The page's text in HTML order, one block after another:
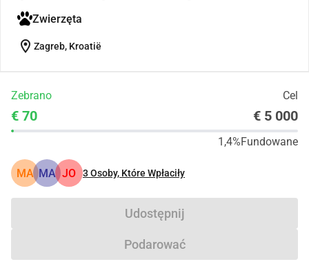
Zwierzęta
location_on Zagreb, Kroatië
Zebrano Cel
€ 70 € 5 000
1,4%Fundowane
MA MA JO 3Osoby, Które Wpłaciły
Udostępnij
Podarować